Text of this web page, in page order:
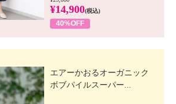
¥14,900(税込)
40%OFF
エアーかおるオーガニック
ボブパイルスーパー...